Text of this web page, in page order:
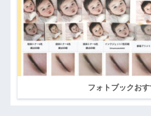
フォトブックお